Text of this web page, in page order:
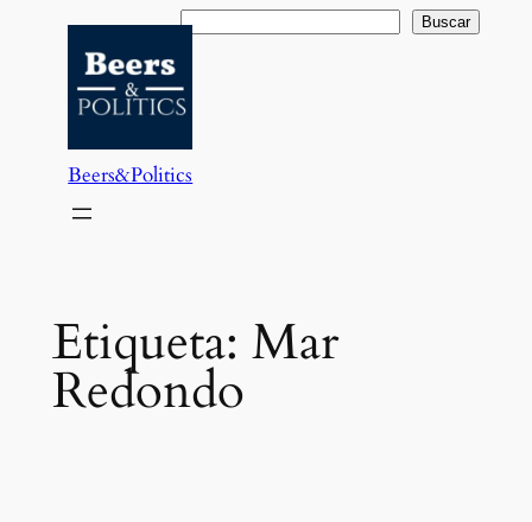
contenido
Buscar Buscar
Beers&Politics
Etiqueta: Mar
Redondo